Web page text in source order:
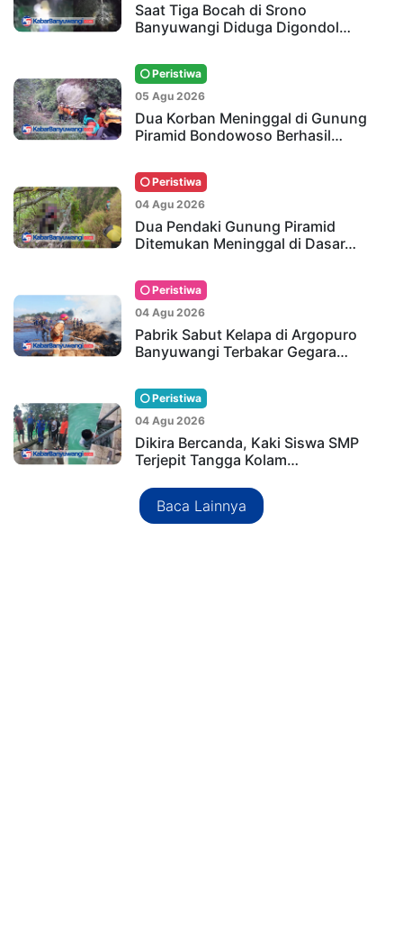
Saat Tiga Bocah di Srono
Banyuwangi Diduga Digondol…
Peristiwa
05 Agu 2026
Dua Korban Meninggal di Gunung
Piramid Bondowoso Berhasil…
Peristiwa
04 Agu 2026
Dua Pendaki Gunung Piramid
Ditemukan Meninggal di Dasar…
Peristiwa
04 Agu 2026
Pabrik Sabut Kelapa di Argopuro
Banyuwangi Terbakar Gegara…
Peristiwa
04 Agu 2026
Dikira Bercanda, Kaki Siswa SMP
Terjepit Tangga Kolam…
Baca Lainnya